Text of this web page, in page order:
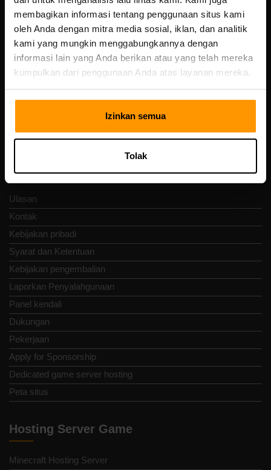
membagikan informasi tentang penggunaan situs kami
oleh Anda dengan mitra media sosial, iklan, dan analitik
kami yang mungkin menggabungkannya dengan
informasi lain yang Anda berikan atau yang telah mereka
kumpulkan dari penggunaan Anda atas layanan mereka.
Izinkan semua
Tolak
Scalable Hosting Solutions OÜ
Kode registrasi: 14652605
nomor PPN: EE102133820
Alamat: Harju maakond, Tallinn, Kesklinna linnaosa,
Vesivärava tn 50-201, 10152
Ulasan
Kontak
Kebijakan pribadi
Syarat dan Ketentuan
Kebijakan pengembalian
Laporkan Penyalahgunaan
Panel kendali
Dukungan
Pekerjaan
Apply for Sponsorship
Dedicated game server hosting
Peta situs
Hosting Server Game
Minecraft Hosting Server